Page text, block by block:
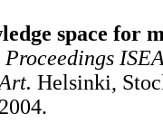
space for
Proceedings
Helsinki,